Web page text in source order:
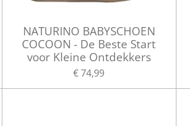
NATURINO BABYSCHOEN
COCOON - De Beste Start
voor Kleine Ontdekkers
€ 74,99